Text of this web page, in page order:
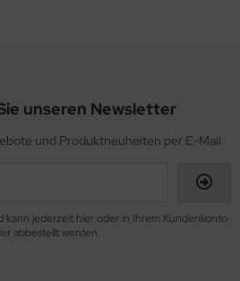
unseren Newsletter
und Produktneuheiten per E-Mail
kann jederzeit hier oder in Ihrem Kundenkonto
abbestellt werden.